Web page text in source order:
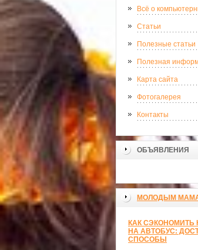
Всё о
Статьи
Полезные статьи
Полезная
Карта сайта
Фотогалерея
Контакты
ОБЪЯВЛЕНИЯ
МОЛОДЫМ
КАК СЭКОНОМИТЬ
НА АВТОБУС:
СПОСОБЫ